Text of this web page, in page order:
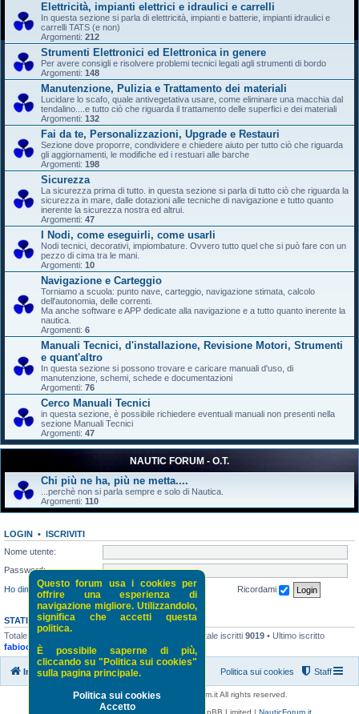
Elettricità, impianti elettrici e idraulici e carrelli
In questa sezione si parla di elettricità, impianti e batterie, impianti idraulici e
carrelli TATS (e non)
Argomenti: 212
Strumenti Elettronici ed Elettronica in genere
Per avere consigli e risolvere problemi tecnici legati agli strumenti di bordo
Argomenti: 148
Manutenzione, Pulizia e Trattamento dei materiali
Lucidare lo scafo, quale antivegetativa usare, come eliminare una macchia dal
tendalino....e tutto ciò che riguarda il trattamento delle superfici e dei materiali
Argomenti: 132
Fai da te, Personalizzazioni, Upgrade e Restauri
Sezione dove proporre, condividere e chiedere aiuto per tutto ciò che riguarda
gli aggiornamenti, le modifiche ed i restuari alle barche
Argomenti: 198
Sicurezza
La sicurezza prima di tutto. in questa sezione si parla di tutto ciò che riguarda la
sicurezza in mare, dalle dotazioni alle tecniche di navigazione e tutto quanto
inerente la sicurezza nostra ed altrui.
Argomenti: 47
I Nodi, come eseguirli, come usarli
Nodi tecnici, decorativi, impiombature. Ovvero tutto quel che si può fare con un
pezzo di cima tra le mani.
Argomenti: 10
Navigazione e Carteggio
Torniamo a scuola: punto nave, carteggio, navigazione stimata, calcolo
dell'autonomia, delle correnti.
Ma anche software e APP dedicate alla navigazione e a tutto quanto inerente la
nautica.
Argomenti: 6
Manuali Tecnici, d'installazione, Revisione Motori, Strumenti
e quant'altro
In questa sezione si possono trovare e caricare manuali d'uso, di
manutenzione, schemi, schede e documentazioni
Argomenti: 76
Cerco Manuali Tecnici
in questa sezione, è possibile richiedere eventuali manuali non presenti nella
sezione Manuali Tecnici
Argomenti: 47
NAUTIC FORUM - O.T.
Chi più ne ha, più ne metta....
...perchè non si parla sempre e solo di Nautica.
Argomenti: 110
LOGIN • ISCRIVITI
Nome utente:
Password:
Ho dimenticato la password
Ricordami
STATISTICHE
Totale messaggi
• Totale iscritti 9019 • Ultimo iscritto
fabiocvarese
Questo forum usa i cookies per
offrire una esperienza di
navigazione migliore. Utilizzandolo,
significa che accetti questa
politica.
È possibile saperne di più,
cliccando su "Politica sui cookies"
sulla pagina principale.
Politica sui cookies
Accetto
Indice di NauticForum.it Staff
Politica sui cookies
Copyright © 2016 - 2026 NauticForum.it All rights reserved.
phpBB® Forum Software © phpBB Limited | NauticForum.it